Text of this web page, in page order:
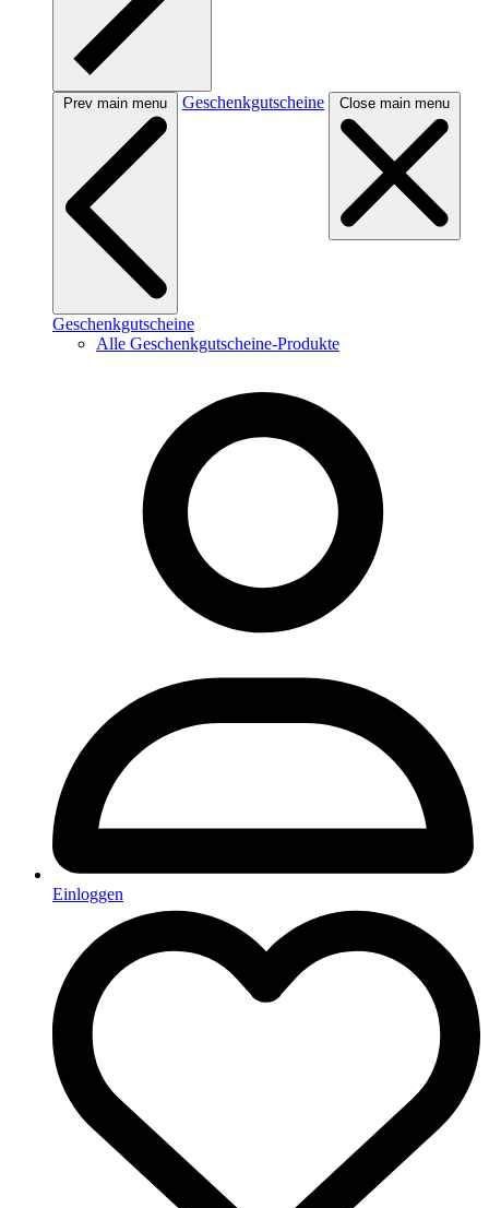
Prev main menu Geschenkgutscheine Close main menu
Geschenkgutscheine
Alle Geschenkgutscheine-Produkte
Einloggen